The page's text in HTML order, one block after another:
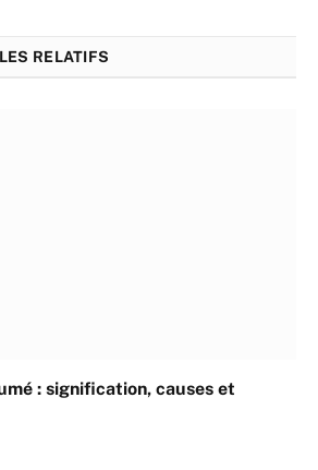
RELATIFS
: signification, causes et